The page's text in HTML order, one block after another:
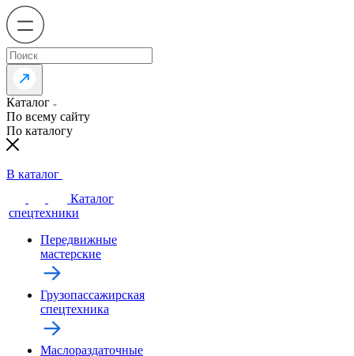
Каталог
По всему сайту
По каталогу
В каталог
Каталог
спецтехники
Передвижные
мастерские
Грузопассажирская
спецтехника
Маслораздаточные